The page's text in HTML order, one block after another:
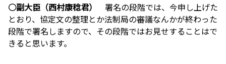
○副大臣（西村康稔君）
署名の段階では、今申し上げた
とおり、協定文の整理とか法制局の審議なんかが終わった
段階で署名しますので、その段階ではお見せすることはで
きると思います。